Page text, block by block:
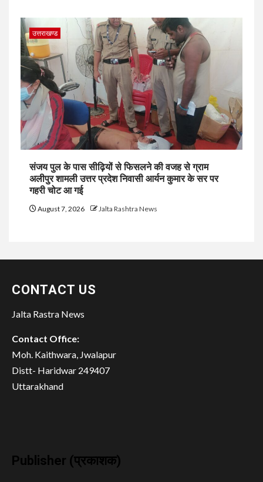
उत्तराखण्ड
संजय पुल के पास सीढ़ियों से फिसलने की वजह से ग्राम
अलीपुर शामली उत्तर प्रदेश निवासी आर्यन कुमार के सर पर
गहरी चोट आ गई
August 7, 2026 Jalta Rashtra News
CONTACT US
Jalta Rastra News
Contact Office:
Moh. Kaithwara, Jwalapur
Distt- Haridwar 249407
Uttarakhand
Publisher (प्रकाशक)